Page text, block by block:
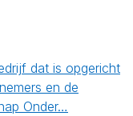
dat is opgericht
en de
Onder…